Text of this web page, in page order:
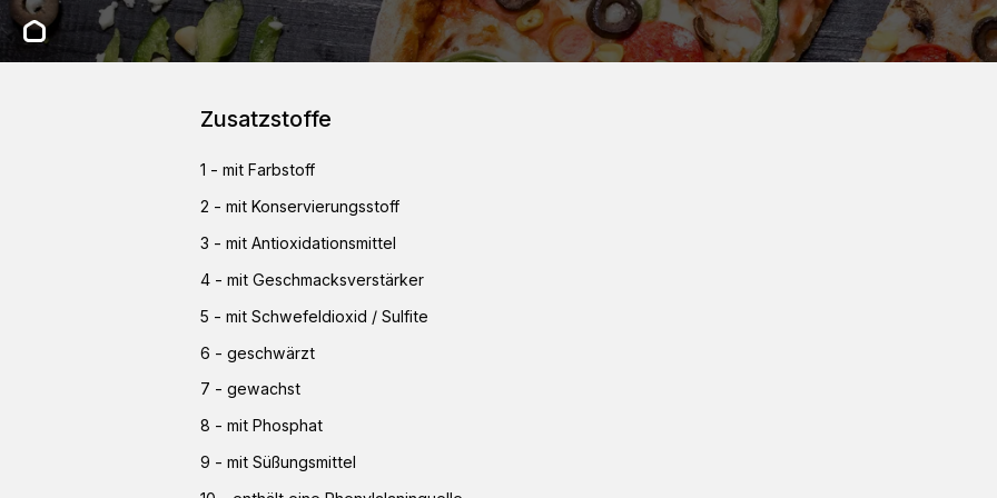
Zusatzstoffe
1 - mit Farbstoff
2 - mit Konservierungsstoff
3 - mit Antioxidationsmittel
4 - mit Geschmacksverstärker
5 - mit Schwefeldioxid / Sulfite
6 - geschwärzt
7 - gewachst
8 - mit Phosphat
9 - mit Süßungsmittel